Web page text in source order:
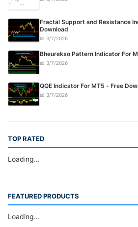
Fractal Support and Resistance
Download
📅 3/7/2026
Bheurekso Pattern Indicator For
📅 3/7/2026
QQE Indicator For MT5 - Free
📅 3/7/2026
TOP RATED
Loading...
FEATURED PRODUCTS
Loading...